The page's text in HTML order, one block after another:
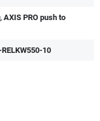
AXIS PRO push to
10